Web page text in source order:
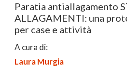
Paratia antiallagamento
ALLAGAMENTI: una
per case e attività
A cura di:
Laura Murgia